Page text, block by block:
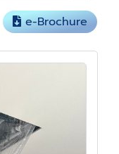
e-Brochure